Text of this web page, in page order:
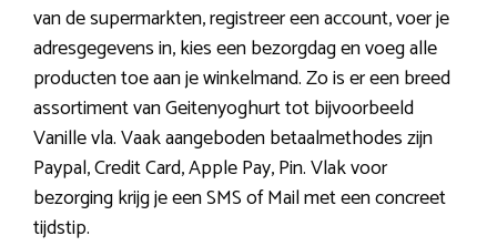
van de supermarkten, registreer een account, voer je
adresgegevens in, kies een bezorgdag en voeg alle
producten toe aan je winkelmand. Zo is er een breed
assortiment van Geitenyoghurt tot bijvoorbeeld
Vanille vla. Vaak aangeboden betaalmethodes zijn
Paypal, Credit Card, Apple Pay, Pin. Vlak voor
bezorging krijg je een SMS of Mail met een concreet
tijdstip.